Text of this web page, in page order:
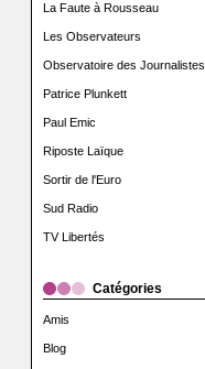
La Faute à Rousseau
Les Observateurs
Observatoire des Journalistes
Patrice Plunkett
Paul Emic
Riposte Laïque
Sortir de l'Euro
Sud Radio
TV Libertés
Catégories
Amis
Blog